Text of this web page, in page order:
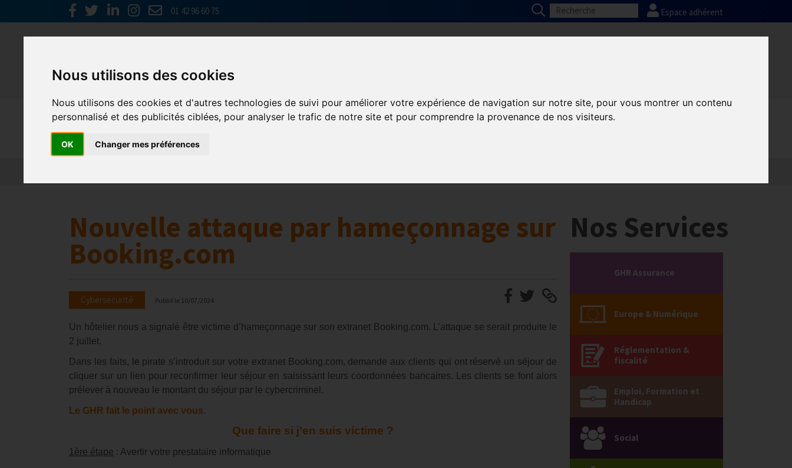
Nous utilisons des cookies
Nous utilisons des cookies et d'autres technologies de suivi pour améliorer votre expérience de navigation sur notre site, pour vous montrer un contenu
personnalisé et des publicités ciblées, pour analyser le trafic de notre site et pour comprendre la provenance de nos visiteurs.
OK Changer mes préférences
01 42 96 60 75 Espace adhérent
Europe & Numérique
Nouvelle attaque par hameçonnage sur
Booking.com
Cybersécurité Publié le 10/07/2024
Un hôtelier nous a signalé être victime d’hameçonnage sur son extranet Booking.com. L’attaque se serait produite le
2 juillet.
Dans les faits, le pirate s’introduit sur votre extranet Booking.com, demande aux clients qui ont réservé un séjour de
cliquer sur un lien pour reconfirmer leur séjour en saisissant leurs coordonnées bancaires. Les clients se font alors
prélever à nouveau le montant du séjour par le cybercriminel.
Le GHR fait le point avec vous.
Que faire si j’en suis victime ?
1ère étape : Avertir votre prestataire informatique
Nos Services
GHR Assurance
Europe & Numérique
Réglementation &
fiscalité
Emploi, Formation et
Handicap
Social